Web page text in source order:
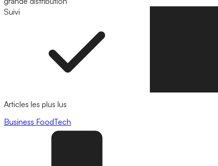
Suivi
Articles les plus lus
Business FoodTech